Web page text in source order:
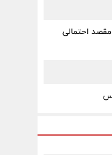
احتمالی